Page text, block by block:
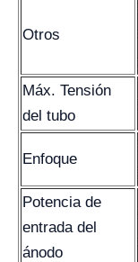
Otros
Máx. Tensión
del tubo
Enfoque
Potencia de
entrada del
ánodo